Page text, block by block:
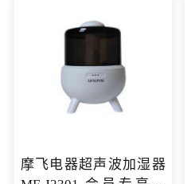
摩飞电器超声波加湿器